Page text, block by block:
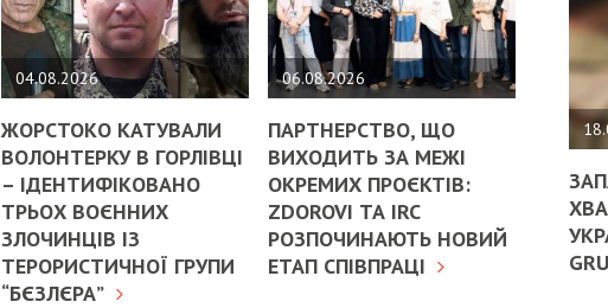
04.08.2026
ЖОРСТОКО КАТУВАЛИ
ВОЛОНТЕРКУ В ГОРЛІВЦІ
– ІДЕНТИФІКОВАНО
ТРЬОХ ВОЄННИХ
ЗЛОЧИНЦІВ ІЗ
ТЕРОРИСТИЧНОЇ ГРУПИ
“БЄЗЛЄРА”
06.08.2026
ПАРТНЕРСТВО, ЩО
ВИХОДИТЬ ЗА МЕЖІ
ОКРЕМИХ ПРОЄКТІВ:
ZDOROVI ТА IRC
РОЗПОЧИНАЮТЬ НОВИЙ
ЕТАП СПІВПРАЦІ
ДО
ЄС
-